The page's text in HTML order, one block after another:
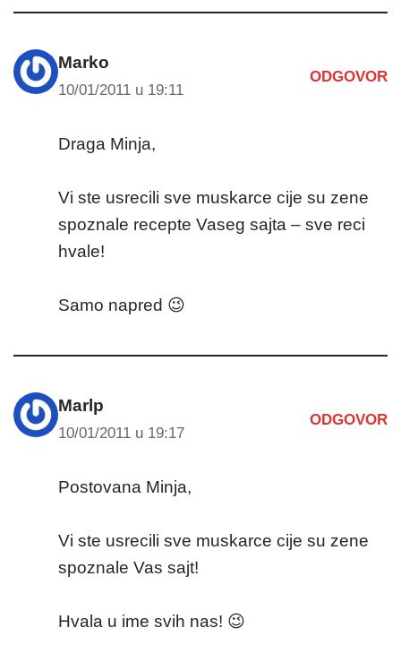
Marko
10/01/2011 u 19:11
ODGOVOR
Draga Minja,
Vi ste usrecili sve muskarce cije su zene
spoznale recepte Vaseg sajta – sve reci
hvale!
Samo napred 😉
Marlp
10/01/2011 u 19:17
ODGOVOR
Postovana Minja,
Vi ste usrecili sve muskarce cije su zene
spoznale Vas sajt!
Hvala u ime svih nas! 😉